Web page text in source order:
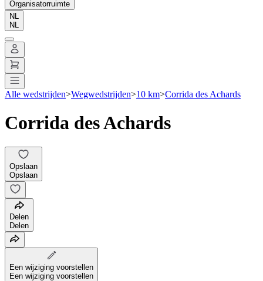
Organisatorruimte
NL
NL
Alle wedstrijden>Wegwedstrijden>10 km>Corrida des Achards
Corrida des Achards
Opslaan
Opslaan
Delen
Delen
Een wijziging voorstellen
Een wijziging voorstellen